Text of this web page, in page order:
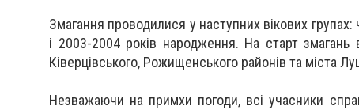
Змагання проводилися у наступних вікових
і 2003-2004 років народження. На старт
Ківерцівського, Рожищенського районів та міста
Незважаючи на примхи погоди, всі учасники